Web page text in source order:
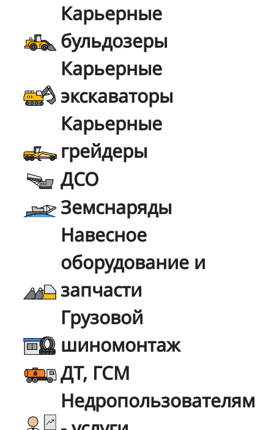
Карьерные
бульдозеры
Карьерные
экскаваторы
Карьерные
грейдеры
ДСО
Земснаряды
Навесное
оборудование и
запчасти
Грузовой
шиномонтаж
ДТ, ГСМ
Недропользователям